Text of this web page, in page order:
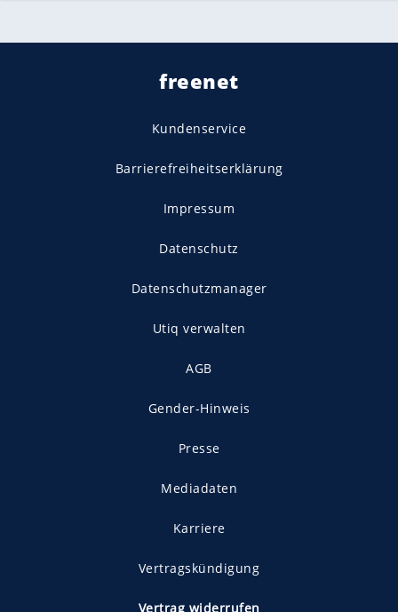
freenet
Kundenservice
Barrierefreiheitserklärung
Impressum
Datenschutz
Datenschutzmanager
Utiq verwalten
AGB
Gender-Hinweis
Presse
Mediadaten
Karriere
Vertragskündigung
Vertrag widerrufen